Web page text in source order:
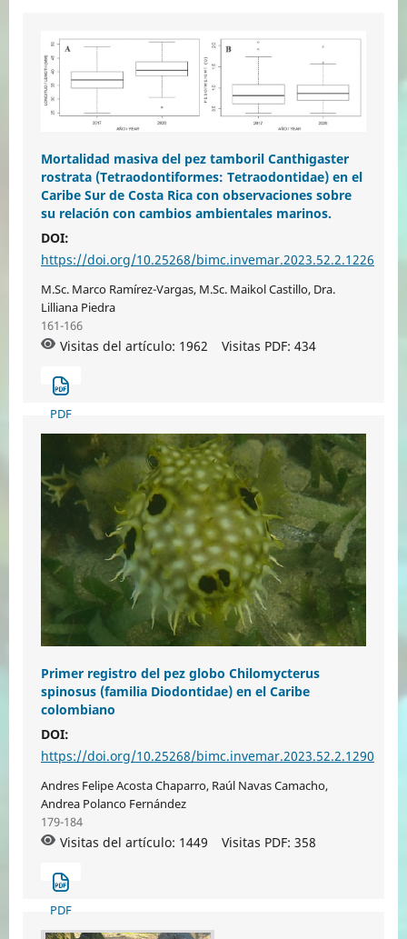
Mortalidad masiva del pez tamboril Canthigaster
rostrata (Tetraodontiformes: Tetraodontidae) en el
Caribe Sur de Costa Rica con observaciones sobre
su relación con cambios ambientales marinos.
DOI:
https://doi.org/10.25268/bimc.invemar.2023.52.2.1226
M.Sc. Marco Ramírez-Vargas, M.Sc. Maikol Castillo, Dra.
Lilliana Piedra
161-166
Visitas del artículo: 1962 Visitas PDF: 434
PDF
Primer registro del pez globo Chilomycterus
spinosus (familia Diodontidae) en el Caribe
colombiano
DOI:
https://doi.org/10.25268/bimc.invemar.2023.52.2.1290
Andres Felipe Acosta Chaparro, Raúl Navas Camacho,
Andrea Polanco Fernández
179-184
Visitas del artículo: 1449 Visitas PDF: 358
PDF